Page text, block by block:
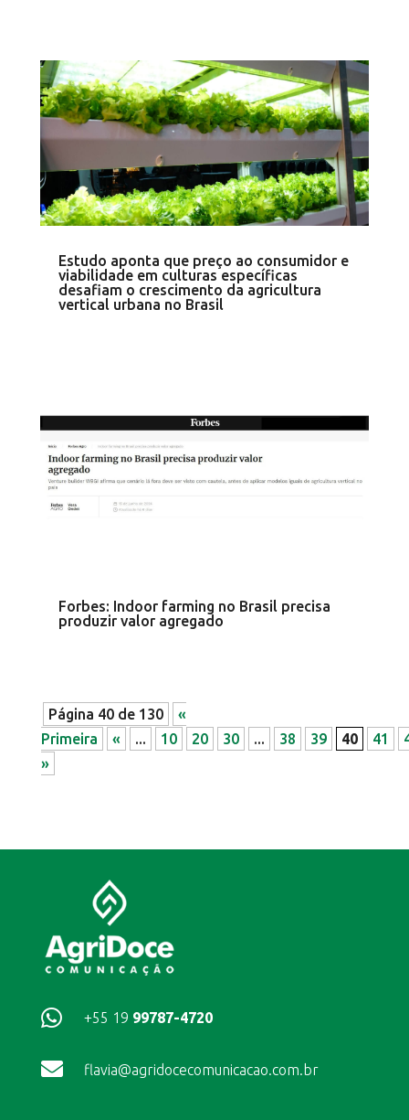
Estudo aponta que preço ao consumidor e
viabilidade em culturas específicas
desafiam o crescimento da agricultura
vertical urbana no Brasil
Forbes: Indoor farming no Brasil precisa
produzir valor agregado
Página 40 de 130
«
Primeira
« ... 10 20 30 ... 38 39 40 41
»
 +55 19 99787-4720
 flavia@agridocecomunicacao.com.br